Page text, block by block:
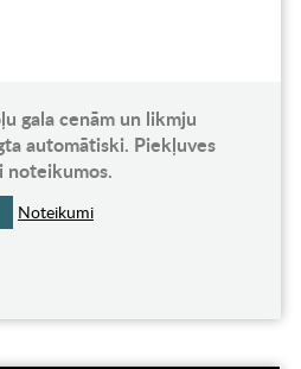
gala cenām un likmju
automātiski. Piekļuves
noteikumos.
Noteikumi